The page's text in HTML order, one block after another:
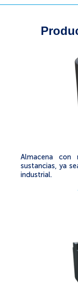
Almacena
sustancias, ya
industrial.